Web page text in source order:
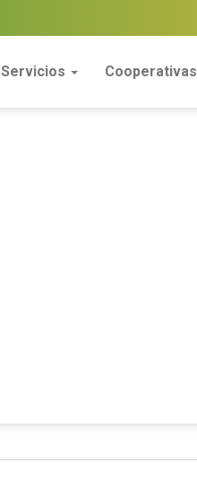
Servicios Cooperativas